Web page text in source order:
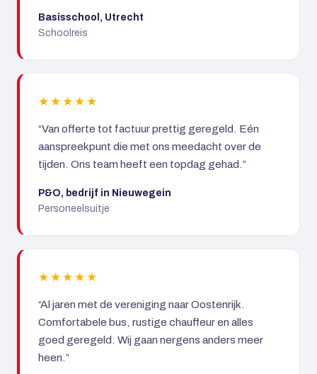
Basisschool, Utrecht
Schoolreis
★★★★★
“Van offerte tot factuur prettig geregeld. Eén
aanspreekpunt die met ons meedacht over de
tijden. Ons team heeft een topdag gehad.”
P&O, bedrijf in Nieuwegein
Personeelsuitje
★★★★★
“Al jaren met de vereniging naar Oostenrijk.
Comfortabele bus, rustige chauffeur en alles
goed geregeld. Wij gaan nergens anders meer
heen.”